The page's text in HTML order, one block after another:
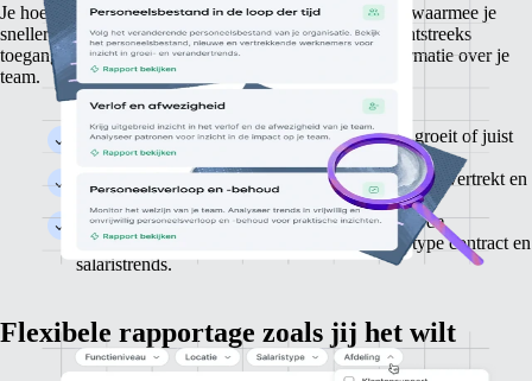
Je hoeft niks in te stellen en ontvangt meteen inzichten waarmee je
sneller en slimmer actie kunt ondernemen.Je krijgt rechtstreeks
toegang tot kant-en-klare rapporten met duidelijke informatie over je
team.
Krijg inzicht in hoe je team door de tijd heen groeit of juist
krimpt en waar de veranderingen plaatsvinden.
Spot verlooprisico's op tijd en krijg inzicht in wie vertrekt en
wie blijft.
Houd overzicht over de personeelskosten, van de
totaalbedragen in je payroll tot de kosten per type contract en
salaristrends.
Flexibele rapportage zoals jij het wilt